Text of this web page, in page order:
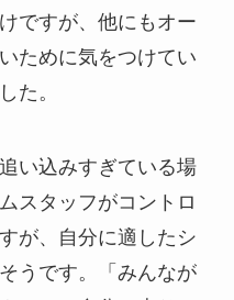
ですが、他にもオー
ために気をつけてい
た。
い込みすぎている場
スタッフがコントロ
が、自分に適したシ
うです。「みんなが